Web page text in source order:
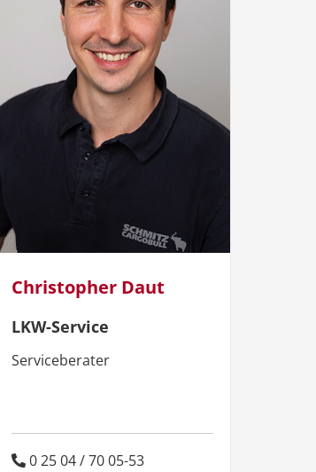
Christopher Daut
LKW-Service
Serviceberater
0 25 04 / 70 05-53